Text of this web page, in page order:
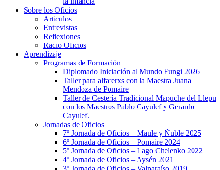
Sobre los Oficios
Artículos
Entrevistas
Reflexiones
Radio Oficios
Aprendizaje
Programas de Formación
Diplomado Iniciación al Mundo Fungi 2026
Taller para alfarerxs con la Maestra Juana
Mendoza de Pomaire
Taller de Cestería Tradicional Mapuche del Llepu
con los Maestros Pablo Cayulef y Gerardo
Cayulef.
Jornadas de Oficios
7º Jornada de Oficios – Maule y Ñuble 2025
6º Jornada de Oficios – Pomaire 2024
5º Jornada de Oficios – Lago Chelenko 2022
4º Jornada de Oficios – Aysén 2021
3º Jornada de Oficios – Valparaíso 2019